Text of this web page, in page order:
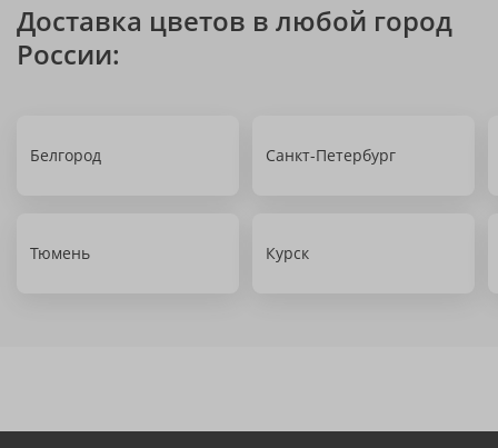
Доставка цветов в любой город
России:
Белгород Санкт-Петербург
Тюмень Курск